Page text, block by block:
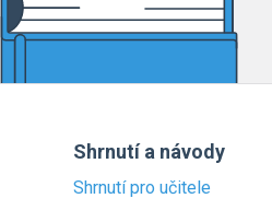
Shrnutí a návody
Shrnutí pro učitele